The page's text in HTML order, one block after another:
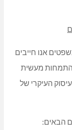
אנו חייבים
והתמחות מעשית
העיקרי של
הבאים: